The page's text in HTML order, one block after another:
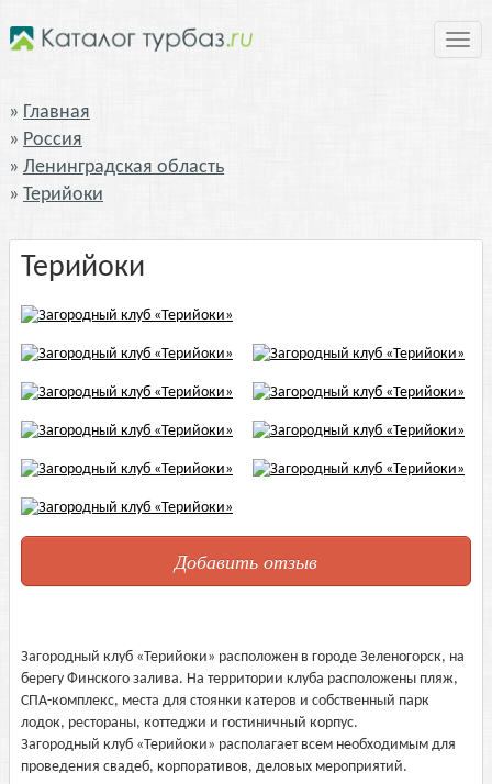
Главная
Россия
Ленинградская область
Терийоки
Терийоки
Добавить отзыв
Загородный клуб «Терийоки» расположен в городе Зеленогорск, на
берегу Финского залива. На территории клуба расположены пляж,
СПА-комплекс, места для стоянки катеров и собственный парк
лодок, рестораны, коттеджи и гостиничный корпус.
Загородный клуб «Терийоки» располагает всем необходимым для
проведения свадеб, корпоративов, деловых мероприятий.